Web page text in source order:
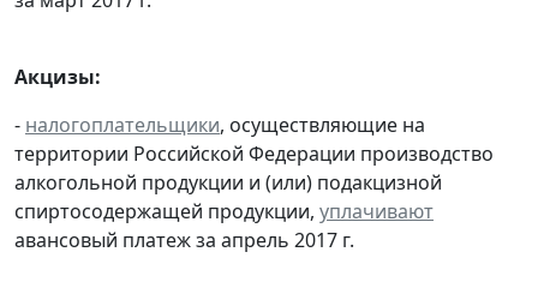
Акцизы:
- налогоплательщики, осуществляющие на
территории Российской Федерации производство
алкогольной продукции и (или) подакцизной
спиртосодержащей продукции, уплачивают
авансовый платеж за апрель 2017 г.